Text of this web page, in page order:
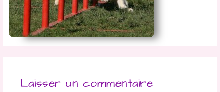
Laisser un commentaire